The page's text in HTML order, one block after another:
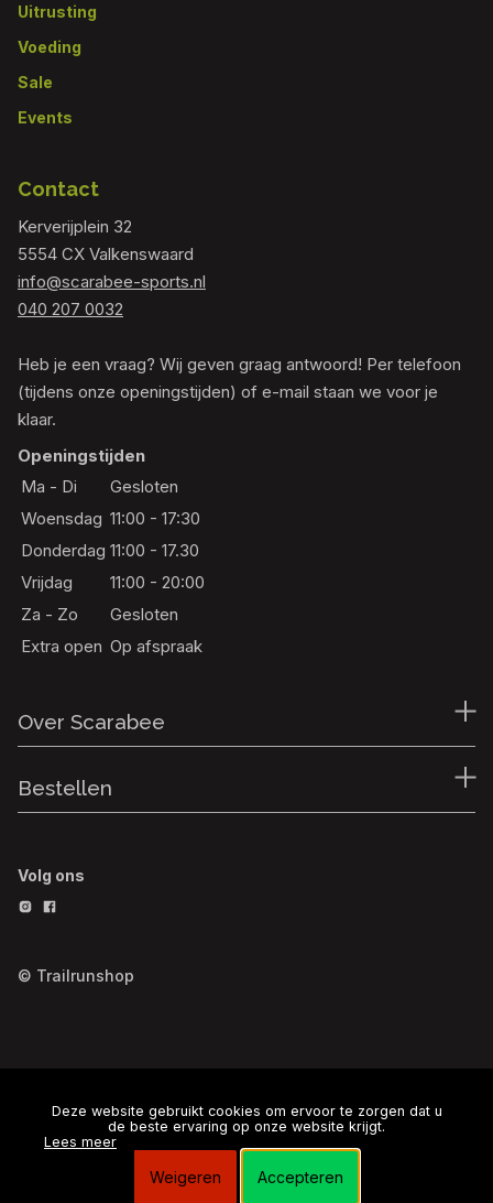
Uitrusting
Voeding
Sale
Events
Contact
Kerverijplein 32
5554 CX Valkenswaard
info@scarabee-sports.nl
040 207 0032
Heb je een vraag? Wij geven graag antwoord! Per telefoon
(tijdens onze openingstijden) of e-mail staan we voor je
klaar.
Openingstijden
Ma - Di
Gesloten
Woensdag 11:00 - 17:30
Donderdag 11:00 - 17.30
Vrijdag
11:00 - 20:00
Za - Zo
Gesloten
Extra open Op afspraak
Over Scarabee
Bestellen
Volg ons
© Trailrunshop
Deze website gebruikt cookies om ervoor te zorgen dat u
de beste ervaring op onze website krijgt.
Lees meer
Weigeren Accepteren